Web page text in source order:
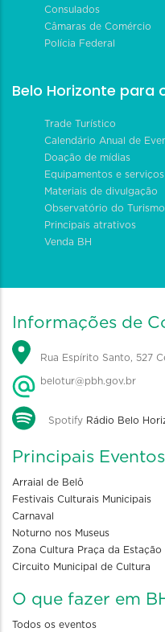
Consulados
Câmaras de Comércio
Polícia Federal
Belo Horizonte para
Trade Turístico
Calendário Anual de
Doação de mídias
Equipamentos e serviços
Materiais de divulgação
Observatório do Turismo
Principais atrativos
Venda BH
Informações de
Rua Espírito Santo, 527
belotur@pbh.gov.br
Spotify Rádio Belo
Principais Eventos
Arraial de Belô
Festivais Culturais Municipais
Carnaval
Noturno nos Museus
Zona Cultura Praça da Estação
Circuito Municipal de Cultura
O que fazer em
Todos os eventos